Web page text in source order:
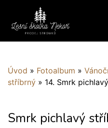
Úvod » Fotoalbum »
stříbrný » 14. Smrk
Smrk pichlavý